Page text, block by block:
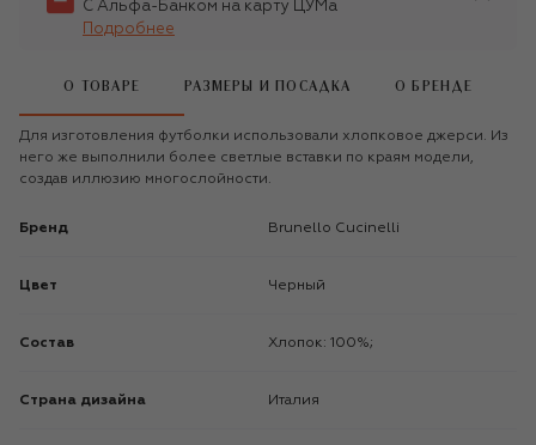
С Альфа-Банком на карту ЦУМа
Подробнее
О ТОВАРЕ РАЗМЕРЫ И ПОСАДКА О БРЕНДЕ
Для изготовления футболки использовали хлопковое джерси. Из
него же выполнили более светлые вставки по краям модели,
создав иллюзию многослойности.
Бренд Brunello Cucinelli
Цвет Черный
Состав Хлопок: 100%;
Страна дизайна Италия